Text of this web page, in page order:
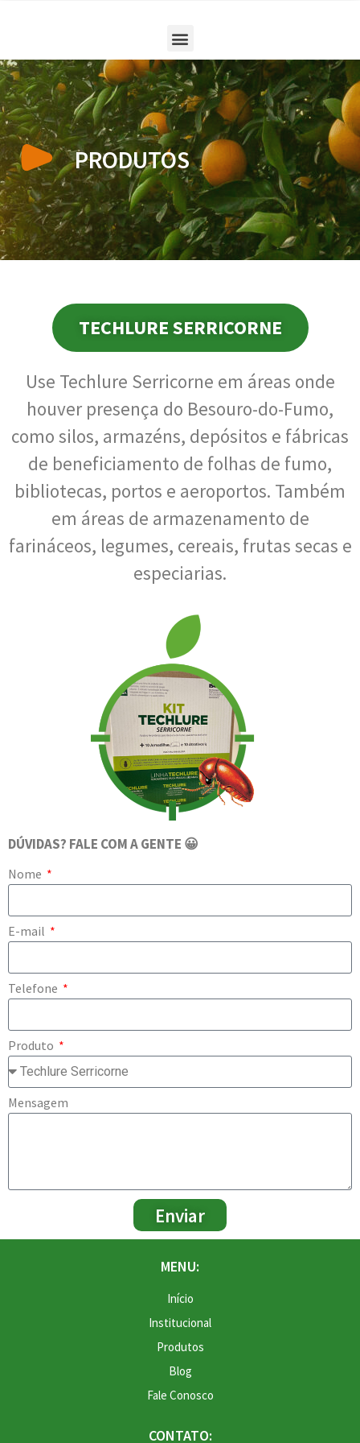
PRODUTOS
TECHLURE SERRICORNE
Use Techlure Serricorne em áreas onde
houver presença do Besouro-do-Fumo,
como silos, armazéns, depósitos e fábricas
de beneficiamento de folhas de fumo,
bibliotecas, portos e aeroportos. Também
em áreas de armazenamento de
farináceos, legumes, cereais, frutas secas e
especiarias.
DÚVIDAS? FALE COM A GENTE 😀
Nome
E-mail
Telefone
Produto
Mensagem
Enviar
MENU:
Início
Institucional
Produtos
Blog
Fale Conosco
CONTATO: